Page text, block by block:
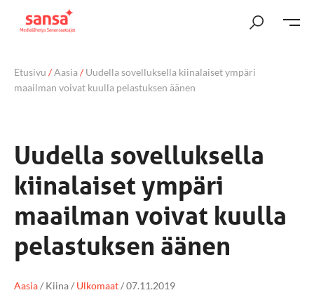
Etusivu /Aasia/Uudella sovelluksella kiinalaiset ympäri
maailman voivat kuulla pelastuksen äänen
Uudella sovelluksella
kiinalaiset ympäri
maailman voivat kuulla
pelastuksen äänen
Aasia/ Kiina/ Ulkomaat/07.11.2019